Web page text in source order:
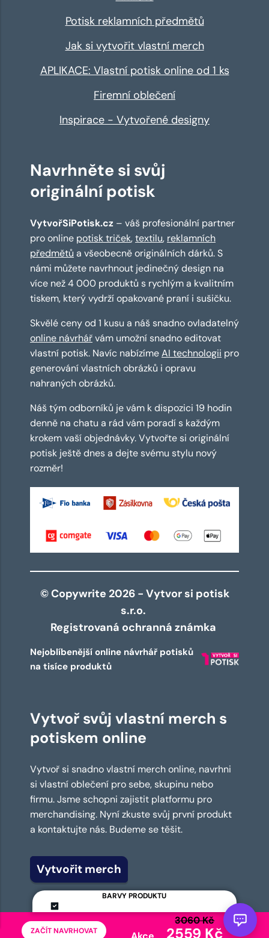
ZAČÍT NAVRHOVAT
BARVY PRODUKTU
3060 Kč
2559 Kč
Potisk reklamních předmětů
Jak si vytvořit vlastní merch
APLIKACE: Vlastní potisk online od 1 ks
Firemní oblečení
Inspirace - Vytvořené designy
Navrhněte si svůj
originální potisk
VytvořSiPotisk.cz – váš profesionální partner
pro online potisk triček,textilu, reklamních
předmětů a všeobecně originálních dárků. S
námi můžete navrhnout jedinečný design na
více než 4 000 produktů s rychlým a kvalitním
tiskem, který vydrží opakované praní i sušičku.
Skvělé ceny od 1 kusu a náš snadno ovladatelný
online návrhářvám umožní snadno editovat
vlastní potisk. Navíc nabízímeAI technologii pro
generování vlastních obrázků i opravu
nahraných obrázků.
Náš tým odborníků je vám k dispozici 19 hodin
denně na chatu a rád vám poradí s každým
krokem vaší objednávky. Vytvořte si originální
potisk ještě dnes a dejte svému stylu nový
rozměr!
© Copywrite 2026 - Vytvor si potisk
s.r.o.
Registrovaná ochranná známka
Nejoblíbenější online návrhář potisků
na tisíce produktů
Vytvoř svůj vlastní merch s
potiskem online
Vytvoř si snadno vlastní merch online, navrhni
si vlastní oblečení pro sebe, skupinu nebo
firmu. Jsme schopni zajistit platformu pro
merchandising. Nyní zkuste svůj první produkt
a kontaktujte nás. Budeme se těšit.
Vytvořit merch